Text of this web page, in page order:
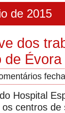
de 2015
dos
de Évora
Hospital
centros de